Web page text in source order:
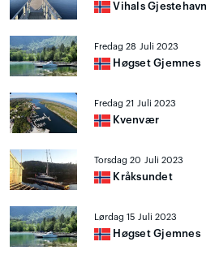
Vihals Gjestehavn
Fredag 28 Juli 2023
Høgset Gjemnes
Fredag 21 Juli 2023
Kvenvær
Torsdag 20 Juli 2023
Kråksundet
Lørdag 15 Juli 2023
Høgset Gjemnes